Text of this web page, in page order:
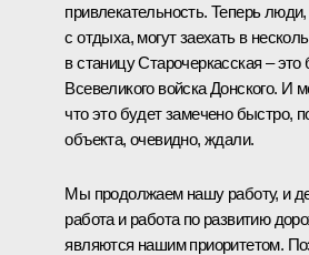
привлекательность. Теперь
с отдыха, могут заехать в
в станицу Старочеркасская –
Всевеликого войска Донского. И
что это будет замечено быстро,
объекта, очевидно, ждали.
Мы продолжаем нашу работу, и
работа и работа по развитию
являются нашим приоритетом.